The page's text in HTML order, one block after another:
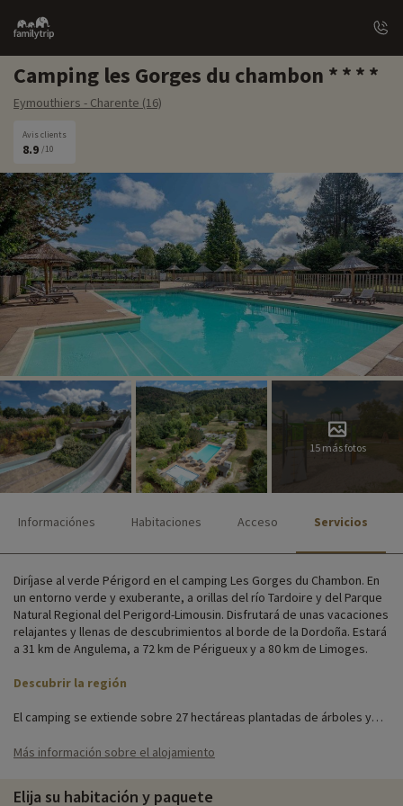
Family
trip
Camping les Gorges du chambon
Eymouthiers - Charente (16)
Avis clients
8.9 /10
15 más fotos
Informaciónes Habitaciones Acceso Servicios
Diríjase al verde Périgord en el camping Les Gorges du Chambon. En
un entorno verde y exuberante, a orillas del río Tardoire y del Parque
Natural Regional del Perigord-Limousin. Disfrutará de unas vacaciones
relajantes y llenas de descubrimientos al borde de la Dordoña. Estará
a 31 km de Angulema, a 72 km de Périgueux y a 80 km de Limoges.
Descubrir la región
El camping se extiende sobre 27 hectáreas plantadas de árboles y
respeto del medio ambiente. El camping dispone de todos los
Más información sobre el alojamiento
Elija su habitación y paquete